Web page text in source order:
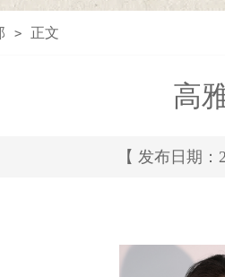
> 正文
高
【 发布日期：